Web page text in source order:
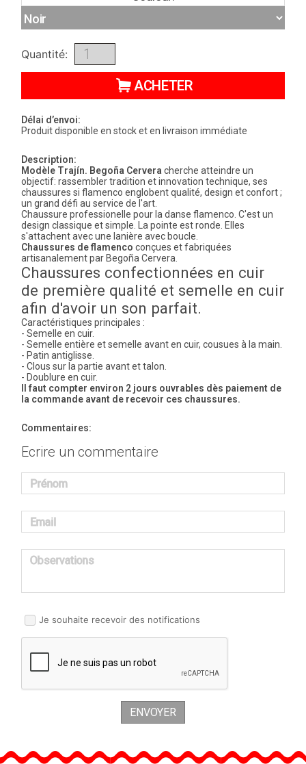
Quantité:
ACHETER
Délai d’envoi:
Produit disponible en stock et en livraison immédiate
Description:
Modèle Trajín. Begoña Cervera cherche atteindre un
objectif: rassembler tradition et innovation technique, ses
chaussures si flamenco englobent qualité, design et confort ;
un grand défi au service de l'art.
Chaussure professionelle pour la danse flamenco. C'est un
design classique et simple. La pointe est ronde. Elles
s'attachent avec une lanière avec boucle.
Chaussures de flamenco conçues et fabriquées
artisanalement par Begoña Cervera.
Chaussures confectionnées en cuir
de première qualité et semelle en cuir
afin d'avoir un son parfait.
Caractéristiques principales :
- Semelle en cuir.
- Semelle entière et semelle avant en cuir, cousues à la main.
- Patin antiglisse.
- Clous sur la partie avant et talon.
- Doublure en cuir.
Il faut compter environ 2 jours ouvrables dès paiement de
la commande avant de recevoir ces chaussures.
Commentaires:
Ecrire un commentaire
Prénom
Email
Observations
Je souhaite recevoir des notifications
ENVOYER